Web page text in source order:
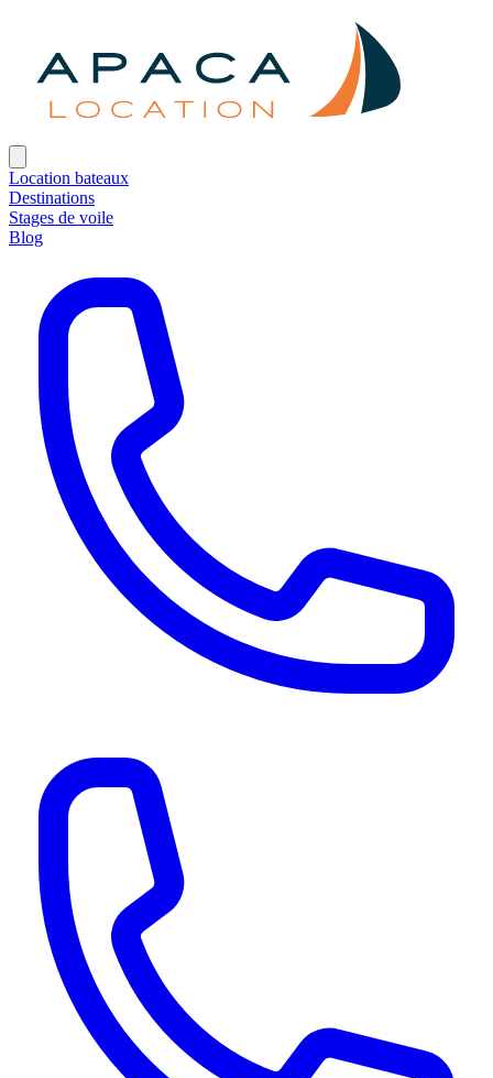
Location bateaux
Destinations
Stages de voile
Blog